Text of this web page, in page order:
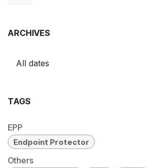
ARCHIVES
TAGS
EPP
Endpoint Protector
Others